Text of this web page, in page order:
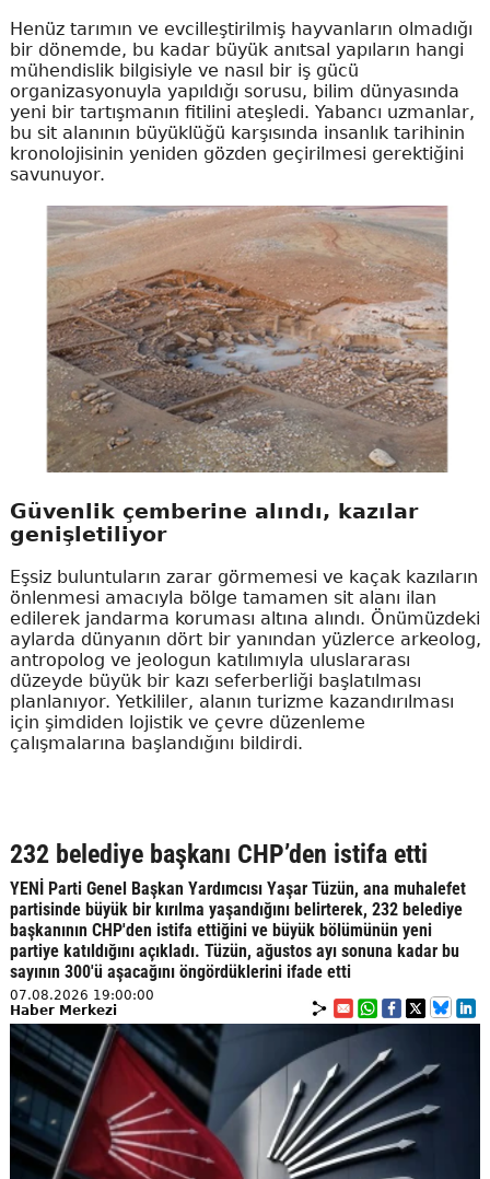
Henüz tarımın ve evcilleştirilmiş hayvanların olmadığı
bir dönemde, bu kadar büyük anıtsal yapıların hangi
mühendislik bilgisiyle ve nasıl bir iş gücü
organizasyonuyla yapıldığı sorusu, bilim dünyasında
yeni bir tartışmanın fitilini ateşledi. Yabancı uzmanlar,
bu sit alanının büyüklüğü karşısında insanlık tarihinin
kronolojisinin yeniden gözden geçirilmesi gerektiğini
savunuyor.
Güvenlik çemberine alındı, kazılar
genişletiliyor
Eşsiz buluntuların zarar görmemesi ve kaçak kazıların
önlenmesi amacıyla bölge tamamen sit alanı ilan
edilerek jandarma koruması altına alındı. Önümüzdeki
aylarda dünyanın dört bir yanından yüzlerce arkeolog,
antropolog ve jeologun katılımıyla uluslararası
düzeyde büyük bir kazı seferberliği başlatılması
planlanıyor. Yetkililer, alanın turizme kazandırılması
için şimdiden lojistik ve çevre düzenleme
çalışmalarına başlandığını bildirdi.
232 belediye başkanı CHP’den istifa etti
YENİ Parti Genel Başkan Yardımcısı Yaşar Tüzün, ana muhalefet
partisinde büyük bir kırılma yaşandığını belirterek, 232 belediye
başkanının CHP'den istifa ettiğini ve büyük bölümünün yeni
partiye katıldığını açıkladı. Tüzün, ağustos ayı sonuna kadar bu
sayının 300'ü aşacağını öngördüklerini ifade etti
07.08.2026 19:00:00
Haber Merkezi